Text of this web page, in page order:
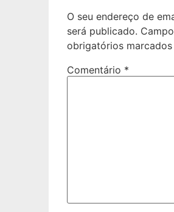
O seu endereço de
será publicado.
obrigatórios
Comentário *